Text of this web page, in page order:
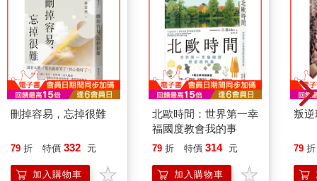
刪掉容易，忘掉很難
79 折 特價 332 元
加入購物車
北歐時間：世界第一幸
福國度教會我的事
79 折 特價 314 元
加入購物車
叛逆
79 折